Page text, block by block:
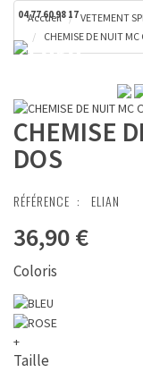
04 77 60 98 17
Accueil VETEMENT
CHEMISE DE NUIT MC
CHEMISE
DOS
RÉFÉRENCE : ELIAN
36,90 €
Coloris
+
Taille